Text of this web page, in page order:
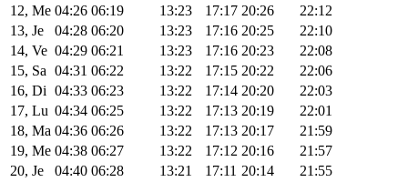
12, Me 04:26 06:19 13:23 17:17 20:26
22:12
13, Je
04:28 06:20 13:23 17:16 20:25
22:10
14, Ve 04:29 06:21 13:23 17:16 20:23
22:08
15, Sa 04:31 06:22 13:22 17:15 20:22
22:06
16, Di 04:33 06:23 13:22 17:14 20:20
22:03
17, Lu 04:34 06:25 13:22 17:13 20:19
22:01
18, Ma 04:36 06:26 13:22 17:13 20:17
21:59
19, Me 04:38 06:27 13:22 17:12 20:16
21:57
20, Je
04:40 06:28 13:21 17:11 20:14
21:55